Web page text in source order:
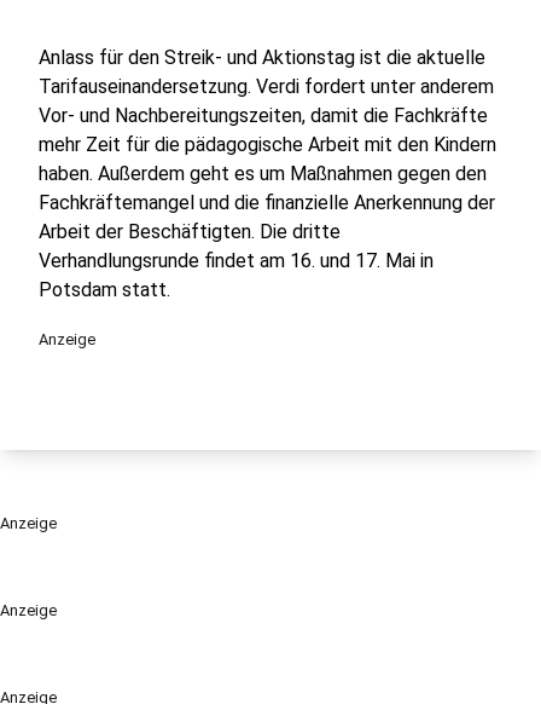
Anzeige
Anzeige
Anlass für den Streik- und Aktionstag ist die aktuelle
Tarifauseinandersetzung. Verdi fordert unter anderem
Vor- und Nachbereitungszeiten, damit die Fachkräfte
mehr Zeit für die pädagogische Arbeit mit den Kindern
haben. Außerdem geht es um Maßnahmen gegen den
Fachkräftemangel und die finanzielle Anerkennung der
Arbeit der Beschäftigten. Die dritte
Verhandlungsrunde findet am 16. und 17. Mai in
Potsdam statt.
Anzeige
Anzeige